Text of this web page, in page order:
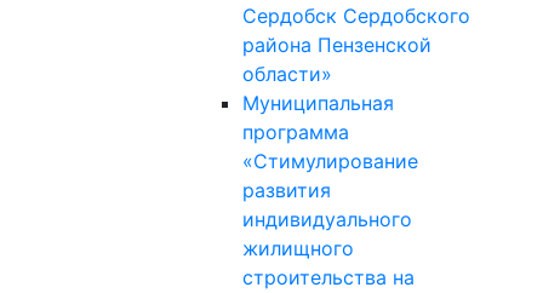
Сердобск Сердобского
района Пензенской
области»
Муниципальная
программа
«Стимулирование
развития
индивидуального
жилищного
строительства на